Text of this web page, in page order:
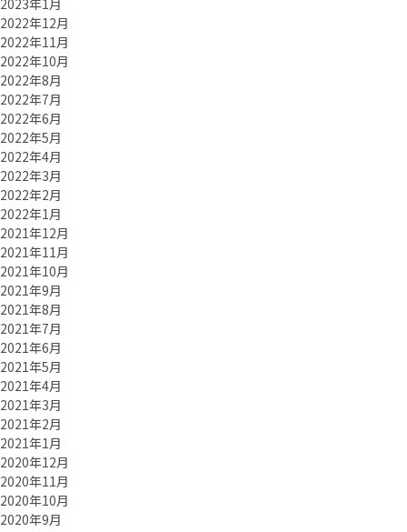
2023年1月
2022年12月
2022年11月
2022年10月
2022年8月
2022年7月
2022年6月
2022年5月
2022年4月
2022年3月
2022年2月
2022年1月
2021年12月
2021年11月
2021年10月
2021年9月
2021年8月
2021年7月
2021年6月
2021年5月
2021年4月
2021年3月
2021年2月
2021年1月
2020年12月
2020年11月
2020年10月
2020年9月